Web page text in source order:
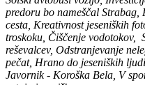
predoru bo nameščal Strabag,
cesta, Kreativnost jeseniških
troskoku, Čiščenje vodotokov,
reševalcev, Odstranjevanje
pečat, Hrano do jeseniških
Javornik - Koroška Bela, V